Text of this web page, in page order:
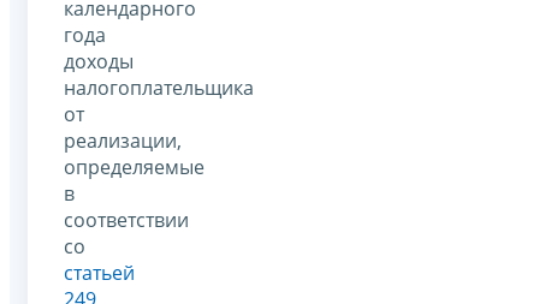
календарного
года
доходы
налогоплательщика
от
реализации,
определяемые
в
соответствии
со
статьей